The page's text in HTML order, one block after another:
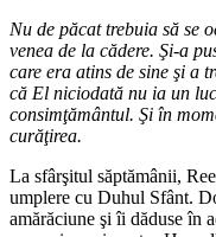
Nu de păcat trebuia să se
venea de la cădere. Şi-a
care era atins de sine şi a
că El niciodată nu ia un
consimţământul. Şi în
curăţirea.
La sfârşitul săptămânii,
umplere cu Duhul Sfânt.
amărăciune şi îi dăduse în